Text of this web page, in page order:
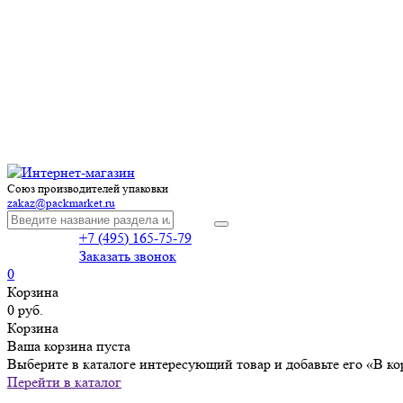
Союз производителей упаковки
zakaz@packmarket.ru
+7 (495) 165-75-79
Заказать звонок
0
Корзина
0 руб.
Корзина
Ваша корзина пуста
Выберите в каталоге интересующий товар и добавьте его «В
Перейти в каталог